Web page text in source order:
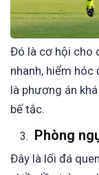
Đó là cơ hội cho
nhanh, hiểm hóc
là phương án
bế tắc.
Phòng
Đây là lối đá